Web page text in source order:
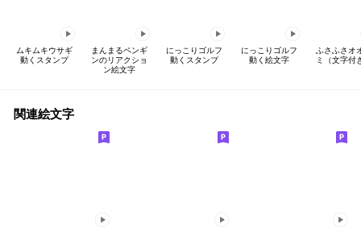
ムキムキウサギ
動くスタンプ
まんまるペンギ
ンのリアクショ
ン絵文字
にっこりゴルフ
動くスタンプ
にっこりゴルフ
動く絵文字
ふさふさオ
ミ（文字付
関連絵文字